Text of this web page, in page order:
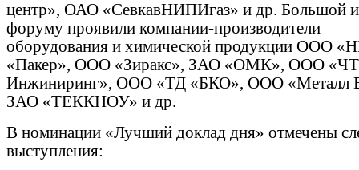
центр», ОАО «СевкавНИПИгаз» и др. Большой
форуму проявили компании-производители
оборудования и химической продукции ООО
«Пакер», ООО «Зиракс», ЗАО «ОМК», ООО
Инжиниринг», ООО «ТД «БКО», ООО «Металл
ЗАО «ТЕККНОУ» и др.
В номинации «Лучший доклад дня» отмечены
выступления: